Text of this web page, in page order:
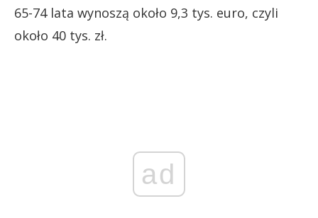
65-74 lata wynoszą około 9,3 tys. euro, czyli
około 40 tys. zł.
ad